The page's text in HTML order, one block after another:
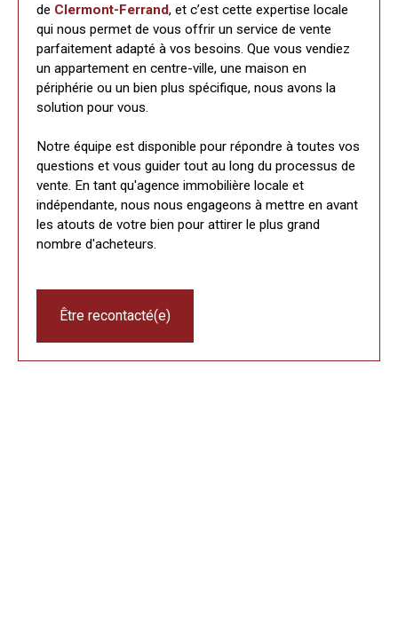
de Clermont-Ferrand, et c’est cette expertise locale
qui nous permet de vous offrir un service de vente
parfaitement adapté à vos besoins. Que vous vendiez
un appartement en centre-ville, une maison en
périphérie ou un bien plus spécifique, nous avons la
solution pour vous.
Notre équipe est disponible pour répondre à toutes vos
questions et vous guider tout au long du processus de
vente. En tant qu'agence immobilière locale et
indépendante, nous nous engageons à mettre en avant
les atouts de votre bien pour attirer le plus grand
nombre d'acheteurs.
Être recontacté(e)